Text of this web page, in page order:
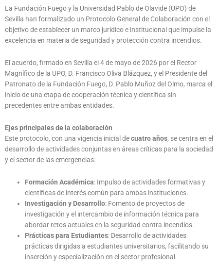
La Fundación Fuego y la Universidad Pablo de Olavide (UPO) de
Sevilla han formalizado un Protocolo General de Colaboración con el
objetivo de establecer un marco jurídico e institucional que impulse la
excelencia en materia de seguridad y protección contra incendios.
El acuerdo, firmado en Sevilla el 4 de mayo de 2026 por el Rector
Magnífico de la UPO, D. Francisco Oliva Blázquez, y el Presidente del
Patronato de la Fundación Fuego, D. Pablo Muñoz del Olmo, marca el
inicio de una etapa de cooperación técnica y científica sin
precedentes entre ambas entidades.
Ejes principales de la colaboración
Este protocolo, con una vigencia inicial decuatro años, se centra en el
desarrollo de actividades conjuntas en áreas críticas para la sociedad
y el sector de las emergencias:
Formación Académica: Impulso de actividades formativas y
científicas de interés común para ambas instituciones.
Investigación y Desarrollo: Fomento de proyectos de
investigación y el intercambio de información técnica para
abordar retos actuales en la seguridad contra incendios.
Prácticas para Estudiantes: Desarrollo de actividades
prácticas dirigidas a estudiantes universitarios, facilitando su
inserción y especialización en el sector profesional.